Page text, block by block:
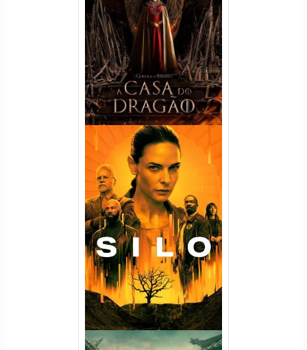
A Casa do Dragão 1ª
Temporada Torrent (2022)
WEB-DL 720p/1080p Dual
Áudio
Silo 1ª Temporada Torrent
(2023) WEB-DL
720p/1080p/4K Dual Áudio